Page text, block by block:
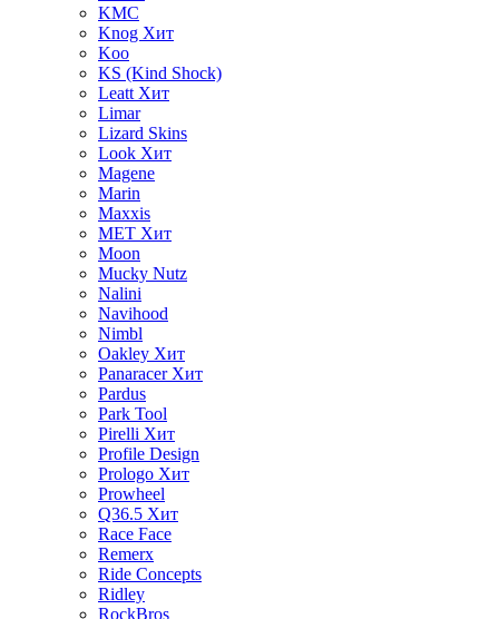
KMC
Knog Хит
Koo
KS (Kind Shock)
Leatt Хит
Limar
Lizard Skins
Look Хит
Magene
Marin
Maxxis
MET Хит
Moon
Mucky Nutz
Nalini
Navihood
Nimbl
Oakley Хит
Panaracer Хит
Pardus
Park Tool
Pirelli Хит
Profile Design
Prologo Хит
Prowheel
Q36.5 Хит
Race Face
Remerx
Ride Concepts
Ridley
RockBros